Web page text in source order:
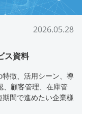
2026.05.28
ス資料
徴、活用シーン、導
、顧客管理、在庫管
間で進めたい企業様